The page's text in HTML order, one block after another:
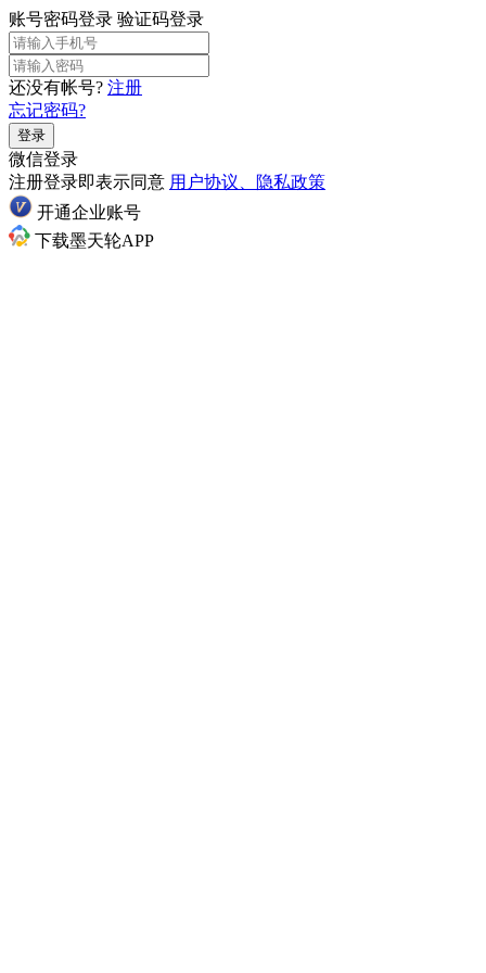
账号密码登录 验证码登录
还没有帐号? 注册
忘记密码?
登录
微信登录
注册登录即表示同意 用户协议、隐私政策
开通企业账号
下载墨天轮APP